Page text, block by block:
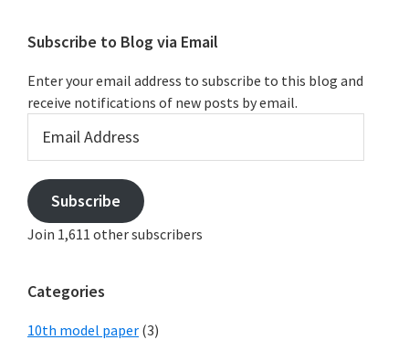
Subscribe to Blog via Email
Enter your email address to subscribe to this blog and
receive notifications of new posts by email.
Address
Subscribe
Join 1,611 other subscribers
Categories
10th model paper (3)